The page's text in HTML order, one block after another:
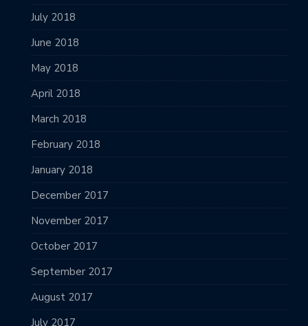
July 2018
June 2018
May 2018
April 2018
March 2018
February 2018
January 2018
December 2017
November 2017
October 2017
September 2017
August 2017
July 2017